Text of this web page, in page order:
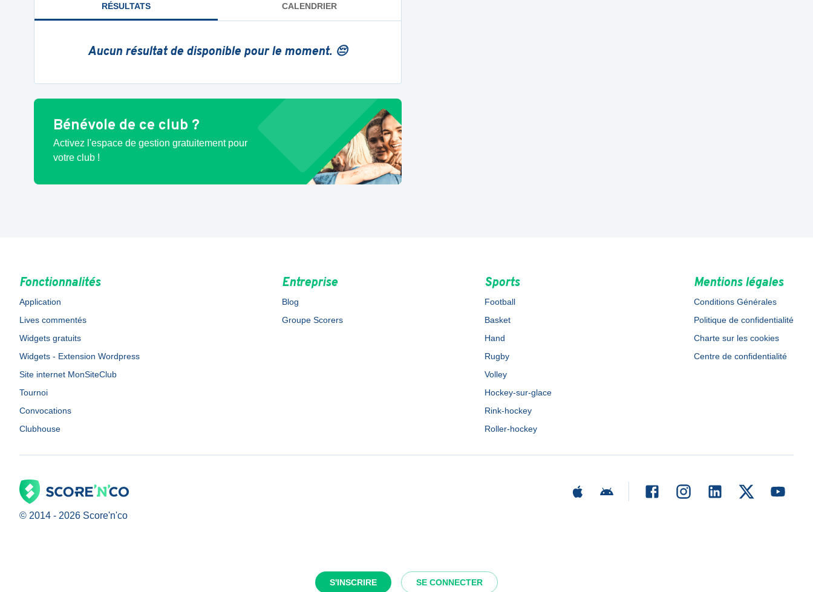
S'INSCRIRE SE CONNECTER
RÉSULTATS CALENDRIER
Aucun résultat de disponible pour le moment. 😔
Bénévole de ce club ?
Activez l'espace de gestion gratuitement pour
votre club !
Fonctionnalités
Application
Lives commentés
Widgets gratuits
Widgets - Extension Wordpress
Site internet MonSiteClub
Tournoi
Convocations
Clubhouse
Entreprise
Blog
Groupe Scorers
Sports
Football
Basket
Hand
Rugby
Volley
Hockey-sur-glace
Rink-hockey
Roller-hockey
Mentions légales
Conditions Générales
Politique de confidentialité
Charte sur les cookies
Centre de confidentialité
© 2014 - 2026 Score'n'co